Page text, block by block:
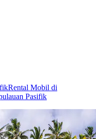
Rental Mobil di
Pasifik